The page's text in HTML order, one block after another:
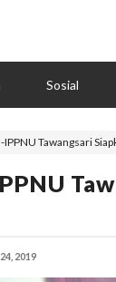
Sosial
IPPNU Tawangsari
2019